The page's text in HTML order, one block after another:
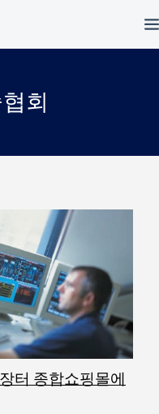
회
터 종합쇼핑몰에